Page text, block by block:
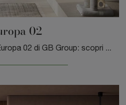
02
mobili bagno sospesi Europa 02 di GB Group: scopri l'Arredo Bagno in laminato moderno e arreda la stanza del benessere.